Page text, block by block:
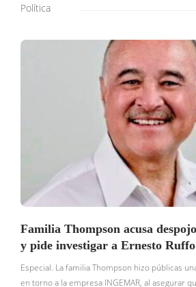
Política
Familia Thompson acusa
y pide investigar a Ernesto
Especial. La familia Thompson hizo públicas
en torno a la empresa INGEMAR, al asegurar